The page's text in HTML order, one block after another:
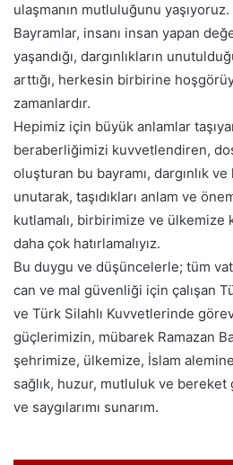
ulaşmanın mutluluğunu yaşıyoruz.
Bayramlar, insanı insan yapan
yaşandığı, dargınlıkların
arttığı, herkesin birbirine
zamanlardır.
Hepimiz için büyük anlamlar
beraberliğimizi kuvvetlendiren,
oluşturan bu bayramı, dargınlık
unutarak, taşıdıkları anlam ve
kutlamalı, birbirimize ve ülkemize
daha çok hatırlamalıyız.
Bu duygu ve düşüncelerle; tüm
can ve mal güvenliği için çalışan
ve Türk Silahlı Kuvvetlerinde
güçlerimizin, mübarek Ramazan
şehrimize, ülkemize, İslam
sağlık, huzur, mutluluk ve
ve saygılarımı sunarım.